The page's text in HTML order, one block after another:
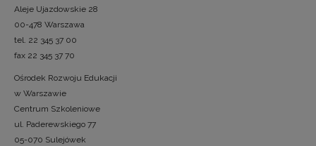
Aleje Ujazdowskie 28
00-478 Warszawa
tel. 22 345 37 00
fax 22 345 37 70
Ośrodek Rozwoju Edukacji
w Warszawie
Centrum Szkoleniowe
ul. Paderewskiego 77
05-070 Sulejówek